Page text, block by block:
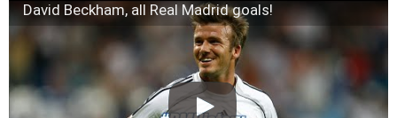
David Beckham, all Real Madrid goals!